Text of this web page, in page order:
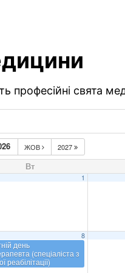
професійні свята
ЖОВ 2027
Вт
1
8
день
(спеціаліста з
реабілітації)